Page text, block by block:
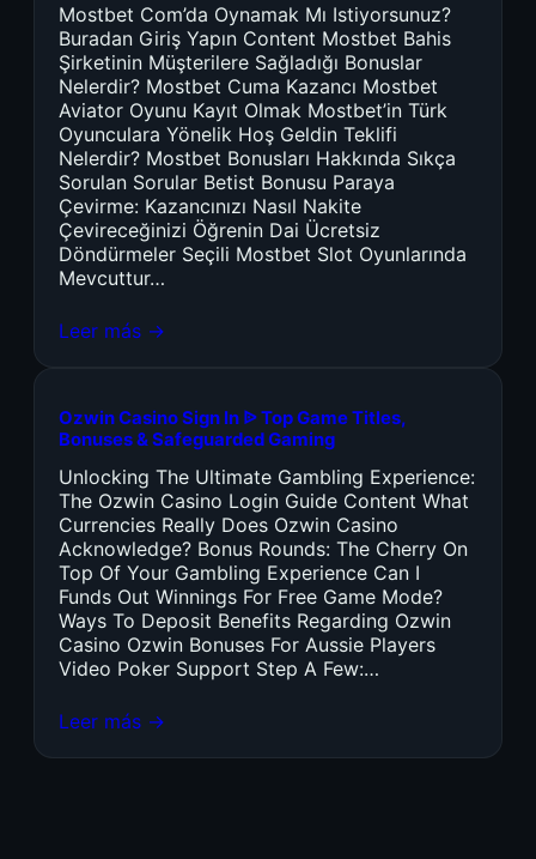
Mostbet Com’da Oynamak Mı Istiyorsunuz?
Buradan Giriş Yapın Content Mostbet Bahis
Şirketinin Müşterilere Sağladığı Bonuslar
Nelerdir? Mostbet Cuma Kazancı Mostbet
Aviator Oyunu Kayıt Olmak Mostbet’in Türk
Oyunculara Yönelik Hoş Geldin Teklifi
Nelerdir? Mostbet Bonusları Hakkında Sıkça
Sorulan Sorular Betist Bonusu Paraya
Çevirme: Kazancınızı Nasıl Nakite
Çevireceğinizi Öğrenin Dai Ücretsiz
Döndürmeler Seçili Mostbet Slot Oyunlarında
Mevcuttur…
Leer más →
Ozwin Casino Sign In ᐉ Top Game Titles,
Bonuses & Safeguarded Gaming
Unlocking The Ultimate Gambling Experience:
The Ozwin Casino Login Guide Content What
Currencies Really Does Ozwin Casino
Acknowledge? Bonus Rounds: The Cherry On
Top Of Your Gambling Experience Can I
Funds Out Winnings For Free Game Mode?
Ways To Deposit Benefits Regarding Ozwin
Casino Ozwin Bonuses For Aussie Players
Video Poker Support Step A Few:…
Leer más →